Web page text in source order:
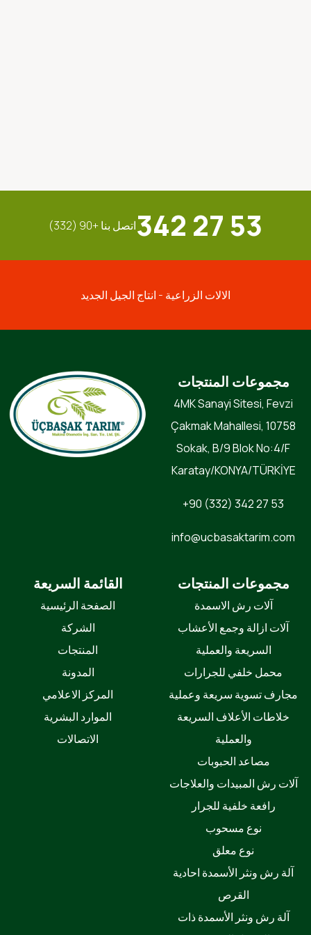
اتصل بنا +90 (332)342 27 53
الالات الزراعية - انتاج الجيل الجديد
مجموعات المنتجات
4MK Sanayi Sitesi, Fevzi
Çakmak Mahallesi, 10758
Sokak, B/9 Blok No:4/F
Karatay/KONYA/TÜRKİYE
+90 (332) 342 27 53
info@ucbasaktarim.com
القائمة السريعة
الصفحة الرئيسية
الشركة
المنتجات
المدونة
المركز الاعلامي
الموارد البشرية
الاتصالات
مجموعات المنتجات
آلات رش الاسمدة
آلات ازالة وجمع الأعشاب
السريعة والعملية
محمل خلفي للجرارات
مجارف تسوية سريعة وعملية
خلاطات الأعلاف السريعة
والعملية
مصاعد الحبوبات
آلات رش المبيدات والعلاجات
رافعة خلفية للجرار
نوع مسحوب
نوع معلق
آلة رش ونثر الأسمدة احادية
القرص
آلة رش ونثر الأسمدة ذات